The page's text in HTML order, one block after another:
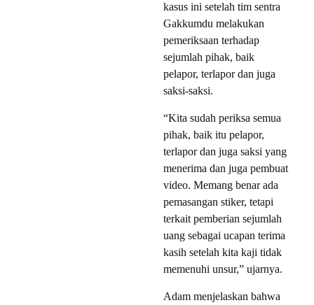
kasus ini setelah tim sentra
Gakkumdu melakukan
pemeriksaan terhadap
sejumlah pihak, baik
pelapor, terlapor dan juga
saksi-saksi.
“Kita sudah periksa semua
pihak, baik itu pelapor,
terlapor dan juga saksi yang
menerima dan juga pembuat
video. Memang benar ada
pemasangan stiker, tetapi
terkait pemberian sejumlah
uang sebagai ucapan terima
kasih setelah kita kaji tidak
memenuhi unsur,” ujarnya.
Adam menjelaskan bahwa